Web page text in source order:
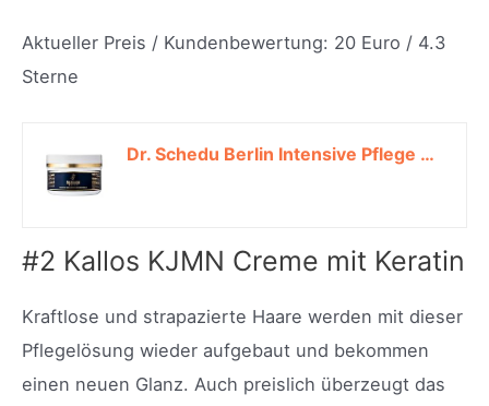
Aktueller Preis / Kundenbewertung: 20 Euro / 4.3
Sterne
Dr. Schedu Berlin Intensive Pflege Kollagen Haarmaske - Keratin Haarmaske mit Bio Argan Haar Öl, Bio Jojoba Öl, Aloe Vera Gel & Shea Butter Haarkur*
#2 Kallos KJMN Creme mit Keratin
Kraftlose und strapazierte Haare werden mit dieser
Pflegelösung wieder aufgebaut und bekommen
einen neuen Glanz. Auch preislich überzeugt das